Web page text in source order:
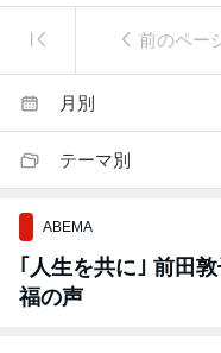
前のペー
月別
テーマ別
ABEMA
｢人生を共に｣ 前田
福の声